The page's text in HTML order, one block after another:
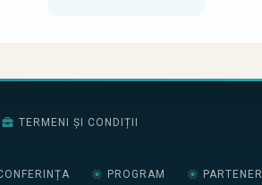
TERMENI ȘI CONDIȚII
PROGRAM PARTENERI